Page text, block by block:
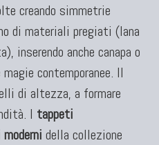
creando simmetrie
di materiali pregiati (lana
inserendo anche canapa o
contemporanee. Il
di altezza, a formare
I tappeti
della collezione